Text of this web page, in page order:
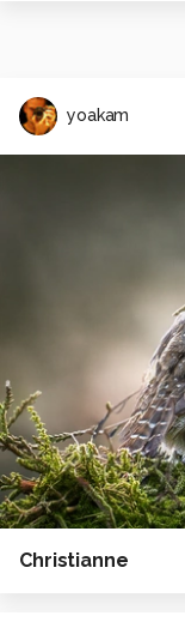
yoakam
Christianne